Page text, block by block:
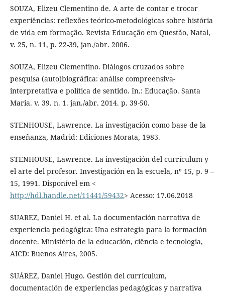
SOUZA, Elizeu Clementino de. A arte de contar e trocar
experiências: reflexões teórico-metodológicas sobre história
de vida em formação. Revista Educação em Questão, Natal,
v. 25, n. 11, p. 22-39, jan./abr. 2006.
SOUZA, Elizeu Clementino. Diálogos cruzados sobre
pesquisa (auto)biográfica: análise compreensiva-
interpretativa e política de sentido. In.: Educação. Santa
Maria. v. 39. n. 1. jan./abr. 2014. p. 39-50.
STENHOUSE, Lawrence. La investigación como base de la
enseñanza, Madrid: Ediciones Morata, 1983.
STENHOUSE, Lawrence. La investigación del currículum y
el arte del profesor. Investigación en la escuela, nº 15, p. 9 –
15, 1991. Disponível em <
http://hdl.handle.net/11441/59432> Acesso: 17.06.2018
SUAREZ, Daniel H. et al. La documentación narrativa de
experiencia pedagógica: Una estrategia para la formación
docente. Ministério de la educación, ciência e tecnologia,
AICD: Buenos Aires, 2005.
SUÁREZ, Daniel Hugo. Gestión del currículum,
documentación de experiencias pedagógicas y narrativa